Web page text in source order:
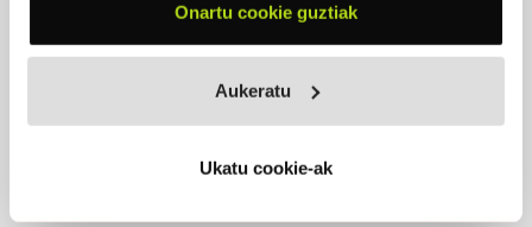
Onartu cookie guztiak
Aukeratu
Ukatu cookie-ak